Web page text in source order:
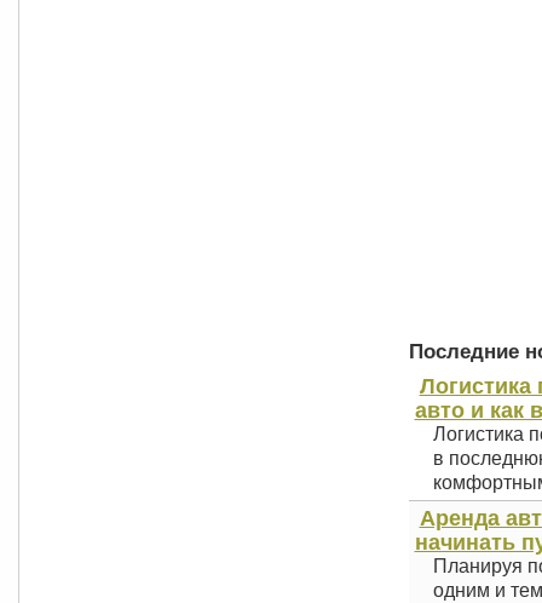
Последние
Логистика
авто и как
Логистика
в
Аренда
начинать
Планируя
одним и